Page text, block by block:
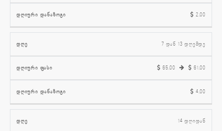
2.00
7 დან 13 დღემდე
65.00 61.00
4.00
14 დღიდან